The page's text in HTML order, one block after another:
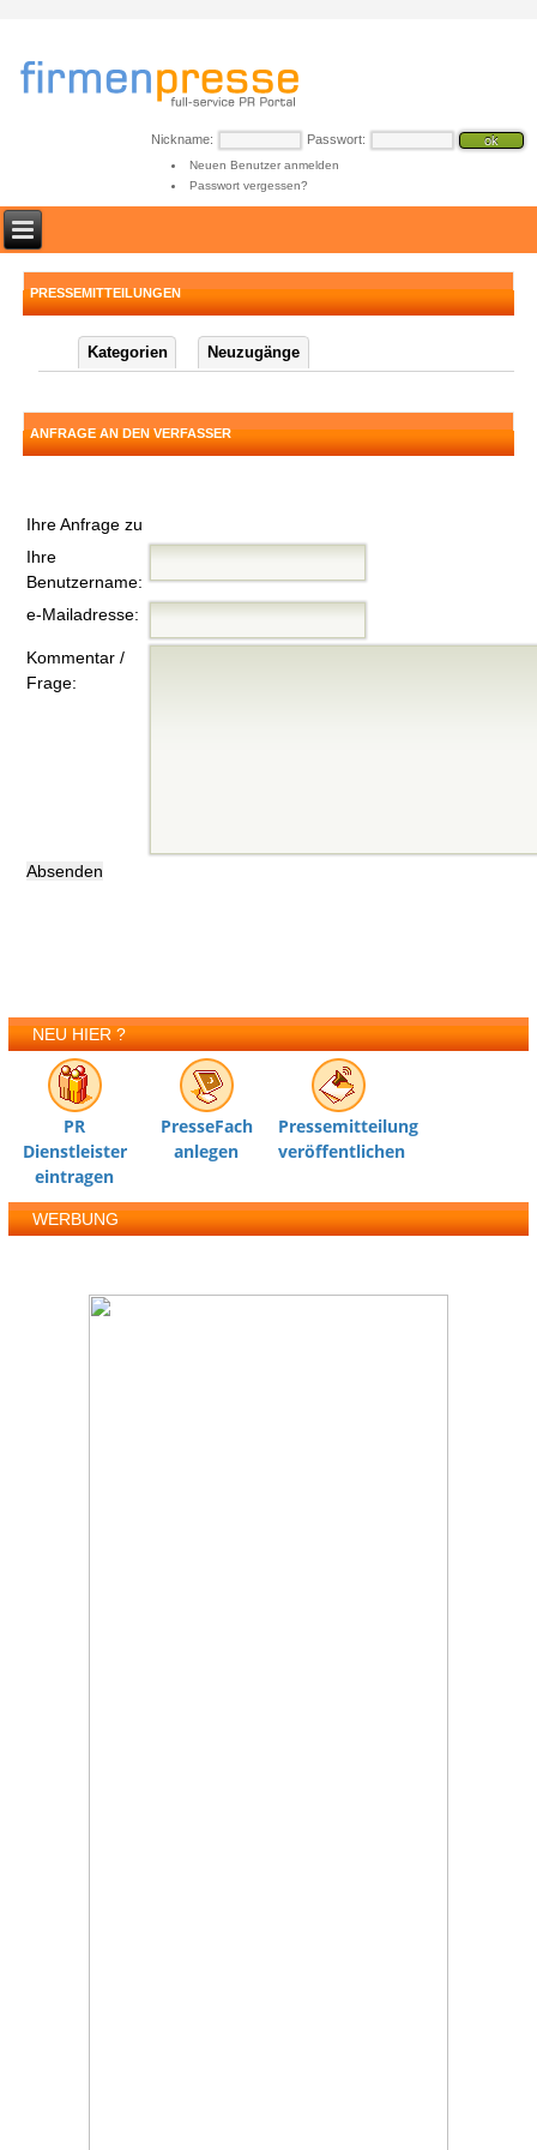
Nickname: Passwort:
Neuen Benutzer anmelden
Passwort vergessen?
PRESSEMITTEILUNGEN
Kategorien Neuzugänge
ANFRAGE AN DEN VERFASSER
Ihre Anfrage zu
Ihre
Benutzername:
e-Mailadresse:
Kommentar /
Frage:
NEU HIER ?
PR
Dienstleister
eintragen
PresseFach
anlegen
Pressemitteilung
veröffentlichen
WERBUNG